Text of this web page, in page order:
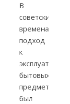
В
советские
времена
подход
к
эксплуатации
бытовых
предметов
был